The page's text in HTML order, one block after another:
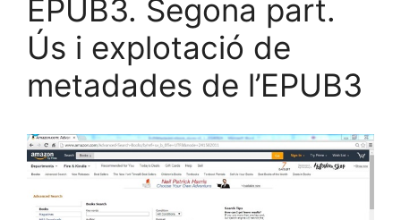
EPUB3. Segona part.
Ús i explotació de
metadades de l’EPUB3